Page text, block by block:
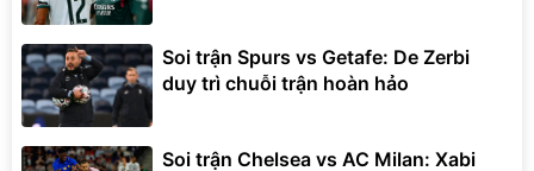
Soi trận Spurs vs Getafe: De Zerbi
duy trì chuỗi trận hoàn hảo
Soi trận Chelsea vs AC Milan: Xabi